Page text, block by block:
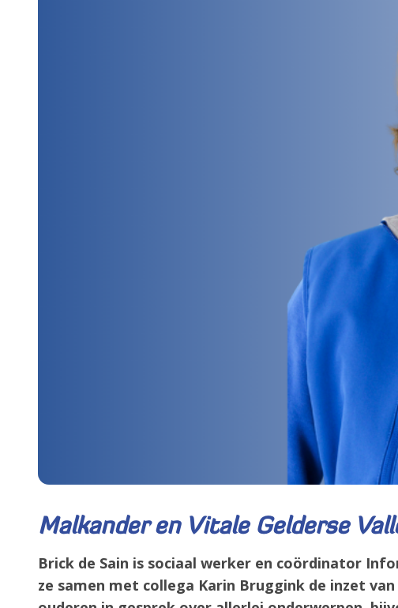
Malkander en Vitale Gelderse
Brick de Sain is sociaal werker en coördinator
ze samen met collega Karin Bruggink de inzet